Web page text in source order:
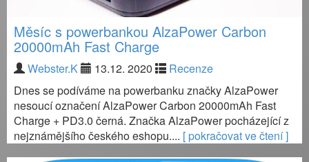
Měsíc s powerbankou AlzaPower Carbon
20000mAh Fast Charge
Webster.K 13.12. 2020
Recenze
Dnes se podíváme na powerbanku značky AlzaPower
nesoucí označení AlzaPower Carbon 20000mAh Fast
Charge + PD3.0 černá. Značka AlzaPower pocházející z
nejznámějšího českého eshopu.... [ pokračovat ve čtení ]